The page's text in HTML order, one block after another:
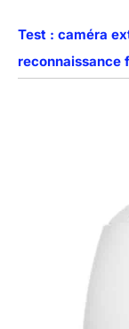
Test : caméra
reconnaissance